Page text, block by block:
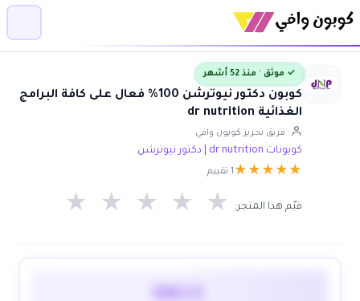
✓ موثق · منذ 52 أشهر
كوبون دكتور نيوترشن 100% فعال على كافة البرامج
الغذائية dr nutrition
فريق تحرير كوبون وافي
كوبونات dr nutrition | دكتور نيوترشن
★
★
★
★
★ 1 تقييم
قيّم هذا المتجر: ★ ★ ★ ★ ★